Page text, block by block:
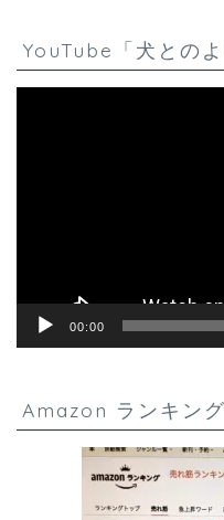
YouTube「犬との
00:00
Amazon ランキング